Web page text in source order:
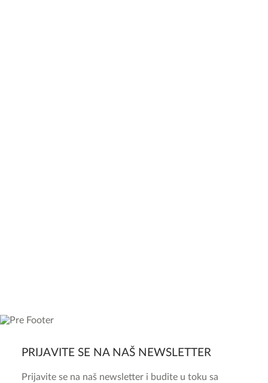
PRIJAVITE SE NA NAŠ NEWSLETTER
Prijavite se na naš newsletter i budite u toku sa